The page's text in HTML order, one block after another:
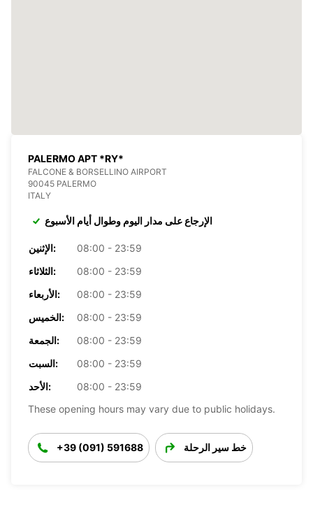
PALERMO APT *RY*
FALCONE & BORSELLINO AIRPORT
90045 PALERMO
ITALY
الإرجاع على مدار اليوم وطوال أيام الأسبوع
الإثنين:
08:00 - 23:59
الثلاثاء:
08:00 - 23:59
الأربعاء:
08:00 - 23:59
الخميس:
08:00 - 23:59
الجمعة:
08:00 - 23:59
السبت:
08:00 - 23:59
الأحد:
08:00 - 23:59
These opening hours may vary due to public holidays.
+39 (091) 591688 خط سير الرحلة